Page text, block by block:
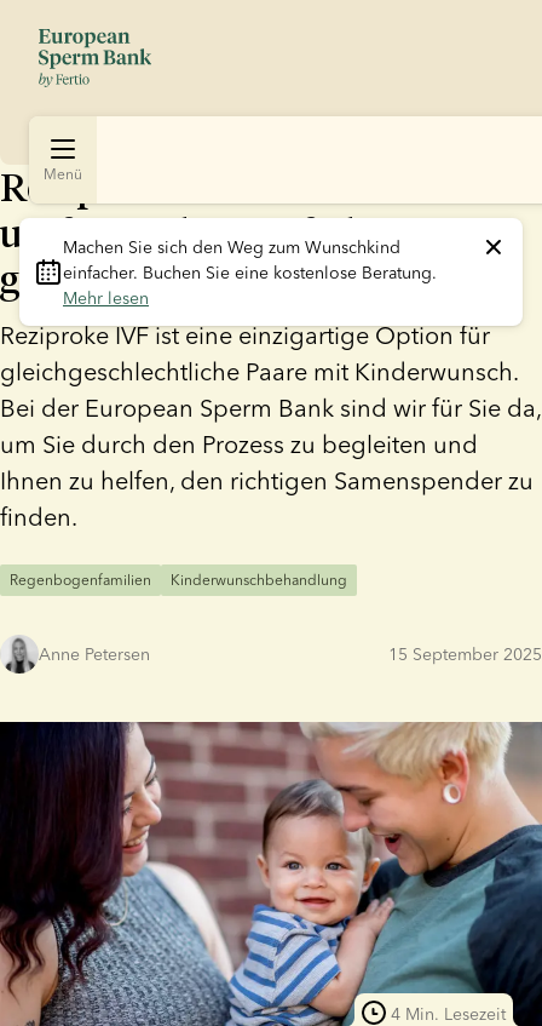
Menü
Machen Sie sich den Weg zum Wunschkind
Mehr lesen
Reziproke IVF: Ein
umfassender Leitfaden zur
geteilten Mutterschaft
Reziproke IVF ist eine einzigartige Option für
gleichgeschlechtliche Paare mit Kinderwunsch.
Bei der European Sperm Bank sind wir für Sie da,
um Sie durch den Prozess zu begleiten und
Ihnen zu helfen, den richtigen Samenspender zu
finden.
Regenbogenfamilien Kinderwunschbehandlung
Anne Petersen 15 September 2025
4 Min. Lesezeit